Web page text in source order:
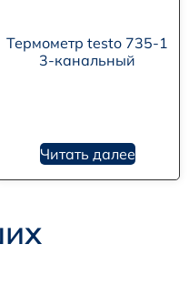
Термометр testo 735-1
3-канальный
Читать далее